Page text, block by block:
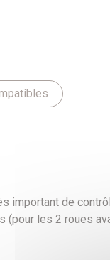
important de
(pour les 2 roues